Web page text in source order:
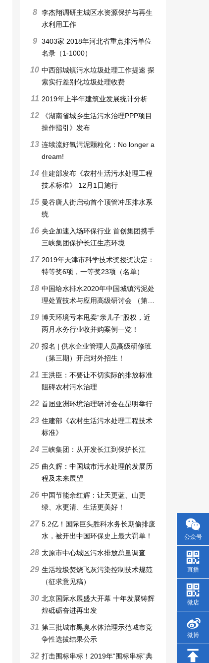
8 李杰翔调研主城区水资源保护与再生
水利用工作
9 3403家 2018年河北省重点排污单位
名录（1-1000）
10 中西部城镇污水垃圾处理工作提速 探
索实行差别化垃圾处理收费
11 2019年上半年建筑业发展统计分析
12
《湖南省城乡生活污水治理PPP项目
操作指引》发布
13 连续流好氧污泥颗粒化：No longer a
dream!
14 住建部发布《农村生活污水处理工程
技术标准》 12月1日施行
15 曼谷唐人街启动首个顶管冲压排水系
统
16 央企加速入场环保行业 首创集团携手
三峡集团保护长江生态环境
17 2019年天津市科学技术奖授奖决定：
特等奖6项，一等奖23项（名单）
18 中国给水排水2020年中国城镇污泥处
理处置技术与应用高级研讨会 （第十
一届）邀请函暨征稿启事
19 博天环境亏本甩卖“亲儿子”股权，近
两月水务行业收并购案例一览！
20 报名 | 供水企业管理人员高级研修班
（第三期）开启对外招生！
21 王洪臣：不要让不切实际的排放标准
阻碍农村污水治理
22 首届亚洲环境治理研讨会在昆明举行
23 住建部《农村生活污水处理工程技术
标准》
24 三峡集团：从开发长江到保护长江
25 曲久辉：中国城市污水处理的发展历
程及未来展望
26 中国节能余红辉：让天更蓝、山更
绿、水更清、生活更美好！
27 5.2亿！国际巨头胜科水务长期偷排废
水，被开出中国环保史上最大罚单！
28 太原市中心城区污水排放总量调查
29 生活垃圾焚烧飞灰污染控制技术规范
（征求意见稿）
30 北京国际水展盛大开幕 十年发展铸辉
煌砥砺奋进再出发
31 第三批城市黑臭水体治理示范城市竞
争性选拔结果公示
32 打击围标串标！2019年“围标串标”典
公众号
直播
微店
微博